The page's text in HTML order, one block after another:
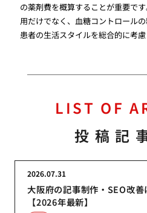
の薬剤費を概算することが重要で
用だけでなく、血糖コントロール
患者の生活スタイルを総合的に考慮
LIST OF
投稿記
大阪府の記事制作・SEO改
【2026年最新】
2026.07.31